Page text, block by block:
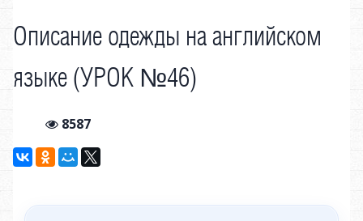
Описание одежды на английском
языке (УРОК №46)
8587